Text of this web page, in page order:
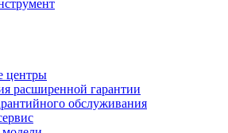
центры
расширенной гарантии
обслуживания